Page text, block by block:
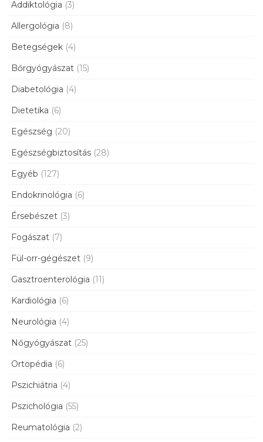
Addiktológia (3)
Allergológia (8)
Betegségek (4)
Bőrgyógyászat (15)
Diabetológia (4)
Dietetika (6)
Egészség (20)
Egészségbiztosítás (28)
Egyéb (127)
Endokrinológia (6)
Érsebészet (3)
Fogászat (7)
Fül-orr-gégészet (9)
Gasztroenterológia (11)
Kardiológia (6)
Neurológia (4)
Nőgyógyászat (25)
Ortopédia (6)
Pszichiátria (4)
Pszichológia (55)
Reumatológia (2)